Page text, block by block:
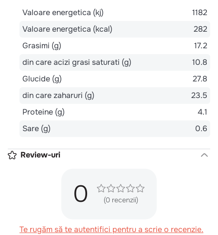
Valoare energetica (kj)
1182
Valoare energetica (kcal)
282
Grasimi (g)
17.2
din care acizi grasi saturati (g)
10.8
Glucide (g)
27.8
din care zaharuri (g)
23.5
Proteine (g)
4.1
Sare (g)
0.6
Review-uri
0 (0 recenzii)
Te rugăm să te autentifici pentru a scrie o recenzie.